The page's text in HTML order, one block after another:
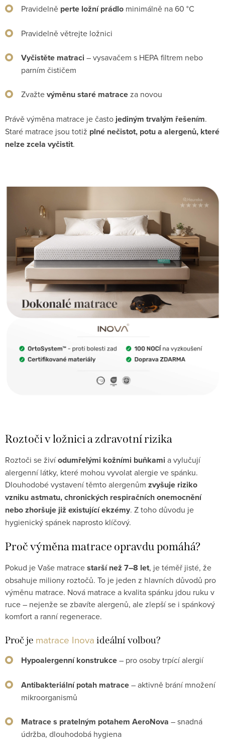
Pravidelně perte ložní prádlo minimálně na 60 °C
Pravidelně větrejte ložnici
Vyčistěte matraci – vysavačem s HEPA filtrem nebo
parním čističem
Zvažtevýměnu staré matraceza novou
Právě výměna matrace je častojediným trvalým řešením.
Staré matrace jsou totiž plné nečistot, potu a alergenů, které
nelze zcela vyčistit.
Roztoči v ložnici a zdravotní rizika
Roztoči se živíodumřelými kožními buňkami a vylučují
alergenní látky, které mohou vyvolat alergie ve spánku.
Dlouhodobé vystavení těmto alergenům zvyšuje riziko
vzniku astmatu, chronických respiračních onemocnění
nebo zhoršuje již existující ekzémy. Z toho důvodu je
hygienický spánek naprosto klíčový.
Proč výměna matrace opravdu pomáhá?
Pokud je Vaše matracestarší než 7–8 let, je téměř jisté, že
obsahuje miliony roztočů. To je jeden z hlavních důvodů pro
výměnu matrace. Nová matrace a kvalita spánku jdou ruku v
ruce – nejenže se zbavíte alergenů, ale zlepší se i spánkový
komfort a ranní regenerace.
Proč je matrace Inova ideální volbou?
Hypoalergenní konstrukce– pro osoby trpící alergií
Antibakteriální potah matrace– aktivně brání množení
mikroorganismů
Matrace s pratelným potahem AeroNova – snadná
údržba, dlouhodobá hygiena